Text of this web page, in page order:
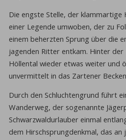
Die engste Stelle, der klammartige
einer Legende umwoben, der zu
einem beherzten Sprung über die
jagenden Ritter entkam. Hinter der
Höllental wieder etwas weiter und
unvermittelt in das Zartener
Durch den Schluchtengrund führt
Wanderweg, der sogenannte
Schwarzwaldurlauber einmal
dem Hirschsprungdenkmal, das an